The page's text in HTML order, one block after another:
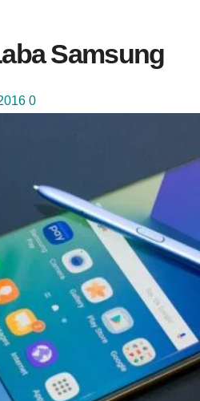
Samsung
0